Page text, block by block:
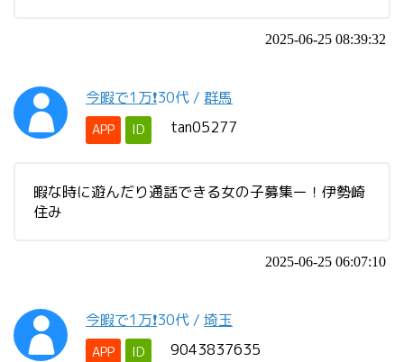
2025-06-25 08:39:32
今暇で1万❗️30代 / 群馬
APP ID tan05277
暇な時に遊んだり通話できる女の子募集ー！伊勢崎
住み
2025-06-25 06:07:10
今暇で1万❗️30代 / 埼玉
APP ID 9043837635